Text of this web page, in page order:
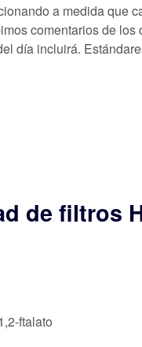
a medida que
comentarios de
día incluirá.
de filtros
ftalato